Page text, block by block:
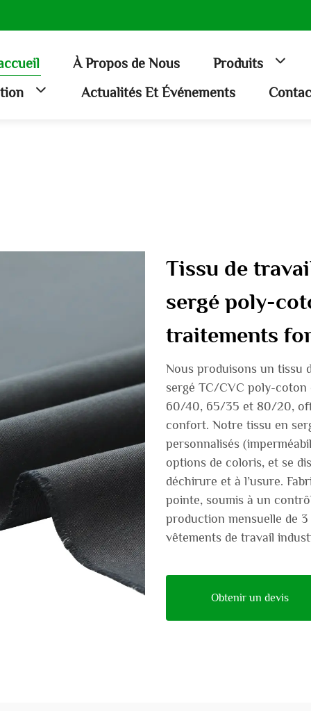
À Propos de Nous
Produits
Actualités Et Événements
Tissu de
sergé poly-
traitements
Nous produisons un tissu
sergé TC/CVC poly-coton
60/40, 65/35 et 80/20,
confort. Notre tissu en
personnalisés
options de coloris, et se
déchirure et à l’usure.
pointe, soumis à un
production mensuelle de
vêtements de travail
Obtenir un devis